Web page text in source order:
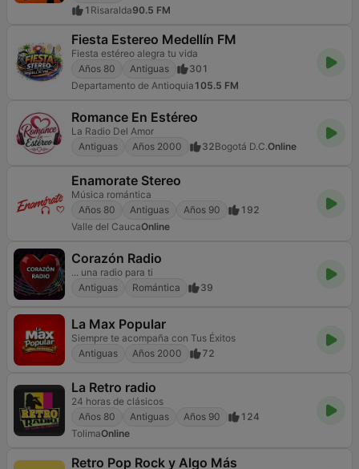
1 Risaralda90.5 FM
Fiesta Estereo Medellín FM
Fiesta estéreo alegra tu vida
Años 80
Antiguas
301
Departamento de Antioquia 105.5 FM
Romance En Estéreo
La Radio Del Amor
Antiguas
Años 2000 32Bogotá D.C.Online
Enamorate Stereo
Música romántica
Años 80
Antiguas Años 90
192
Valle del CaucaOnline
Corazón Radio
... una radio para ti
Antiguas
Romántica 39
La Max Popular
Siempre te acompaña con Tus Éxitos
Antiguas
Años 2000 72
La Retro radio
24 horas de clásicos
Años 80
Antiguas Años 90
124
TolimaOnline
Retro Pop Rock y Algo Más